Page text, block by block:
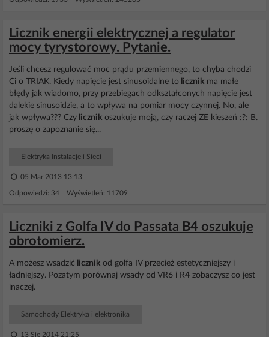
Licznik energii elektrycznej a regulator
mocy tyrystorowy. Pytanie.
Jeśli chcesz regulować moc prądu przemiennego, to chyba chodzi
Ci o TRIAK. Kiedy napięcie jest sinusoidalne to licznik ma małe
błędy jak wiadomo, przy przebiegach odkształconych napięcie jest
dalekie sinusoidzie, a to wpływa na pomiar mocy czynnej. No, ale
jak wpływa??? Czy licznik oszukuje moją, czy raczej ZE kieszeń :?: B.
proszę o zapoznanie się...
Elektryka Instalacje i Sieci
05 Mar 2013 13:13
Odpowiedzi: 34 Wyświetleń: 11709
Liczniki z Golfa IV do Passata B4 oszukuje
obrotomierz.
A możesz wsadzić licznik od golfa IV przecież estetyczniejszy i
ładniejszy. Pozatym porównaj wsady od VR6 i R4 zobaczysz co jest
inaczej.
Samochody Elektryka i elektronika
13 Sie 2014 21:25